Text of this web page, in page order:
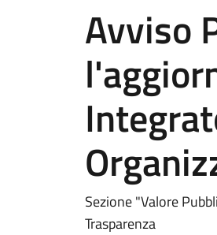
Avviso
Sezione "Valore
Trasparenza